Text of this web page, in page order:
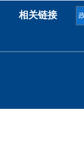
相关链接